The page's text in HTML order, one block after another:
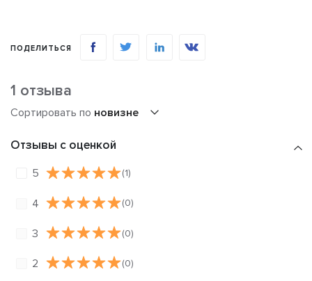
ПОДЕЛИТЬСЯ
1 отзыва
Сортировать по новизне
Отзывы с оценкой
5 (1)
4 (0)
3 (0)
2 (0)